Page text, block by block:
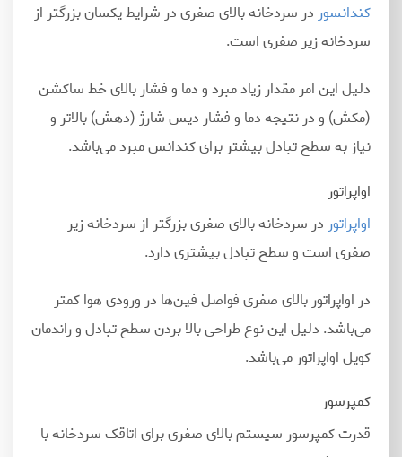
کندانسور در سردخانه بالای صفری در شرایط یکسان بزرگتر از
سردخانه زیر صفری است.
دلیل این امر مقدار زیاد مبرد و دما و فشار بالای خط ساکشن
(مکش) و در نتیجه دما و فشار دیس شارژ (دهش) بالا‎تر و
نیاز به سطح تبادل بیشتر برای کندانس مبرد میباشد.
اواپراتور
اواپراتور در سردخانه بالای صفری بزرگتر از سردخانه زیر
صفری است و سطح تبادل بیشتری دارد.
در اواپراتور بالای صفری فواصل فینها در ورودی هوا کمتر
میباشد. دلیل این نوع طراحی بالا بردن سطح تبادل و راندمان
کویل اواپراتور میباشد.
کمپرسور
قدرت کمپرسور سیستم بالای صفری برای اتاقک سردخانه با